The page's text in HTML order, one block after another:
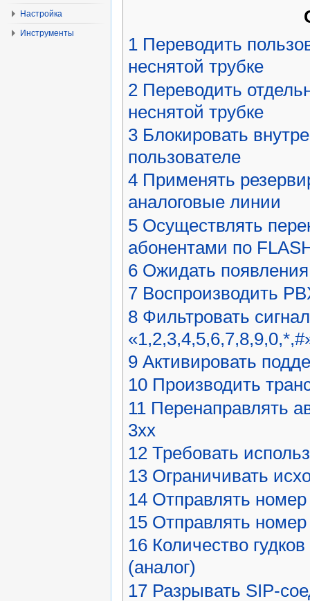
1 Переводить
неснятой трубке
2 Переводить
неснятой трубке
3 Блокировать
пользователе
4 Применять
аналоговые линии
5 Осуществлять
абонентами по
6 Ожидать
7 Воспроизводить
8 Фильтровать
9 Активировать
10 Производить
11 Перенаправлять
3xx
12 Требовать
13 Ограничивать
14 Отправлять
15 Отправлять
16 Количество
(аналог)
17 Разрывать SIP-
Настройка
Инструменты